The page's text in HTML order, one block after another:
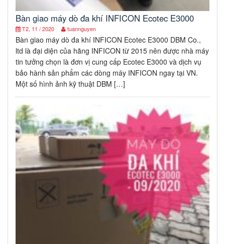
Bàn giao máy dò đa khí INFICON Ecotec E3000
T2, 11 / 2020 tuannguyen
Bàn giao máy dò đa khí INFICON Ecotec E3000 DBM Co.,
ltd là đại diện của hãng INFICON từ 2015 nên được nhà máy
tin tưởng chọn là đơn vị cung cấp Ecotec E3000 và dịch vụ
bảo hành sản phẩm các dòng máy INFICON ngay tại VN.
Một số hình ảnh kỹ thuật DBM […]